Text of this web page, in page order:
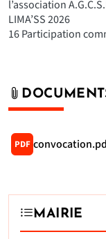
l’association
LIMA’SS 2026
16 Participation
PDF
MAIRIE